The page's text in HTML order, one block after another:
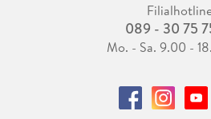
089 - 30 75
Mo. - Sa. 9.00 -